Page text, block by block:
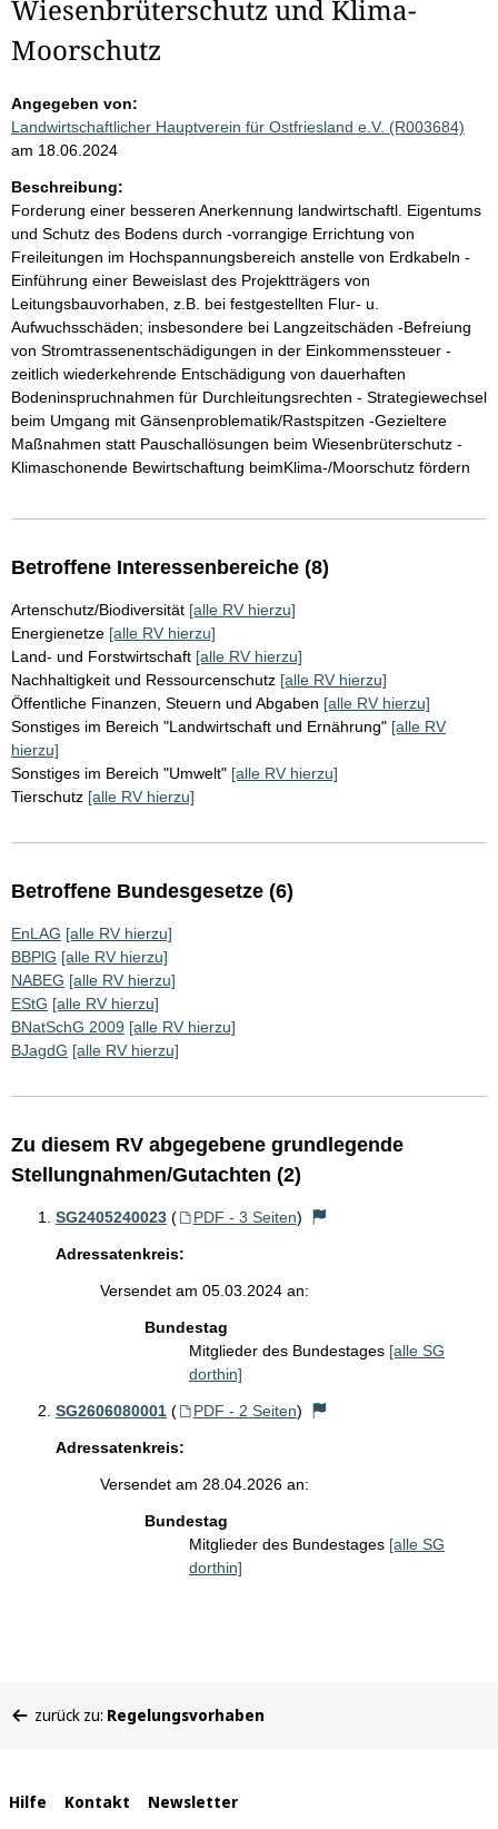
Wiesenbrüterschutz und Klima-
Moorschutz
Angegeben von:
Landwirtschaftlicher Hauptverein für Ostfriesland e.V. (R003684)
am 18.06.2024
Beschreibung:
Forderung einer besseren Anerkennung landwirtschaftl. Eigentums
und Schutz des Bodens durch -vorrangige Errichtung von
Freileitungen im Hochspannungsbereich anstelle von Erdkabeln -
Einführung einer Beweislast des Projektträgers von
Leitungsbauvorhaben, z.B. bei festgestellten Flur- u.
Aufwuchsschäden; insbesondere bei Langzeitschäden -Befreiung
von Stromtrassenentschädigungen in der Einkommenssteuer -
zeitlich wiederkehrende Entschädigung von dauerhaften
Bodeninspruchnahmen für Durchleitungsrechten - Strategiewechsel
beim Umgang mit Gänsenproblematik/Rastspitzen -Gezieltere
Maßnahmen statt Pauschallösungen beim Wiesenbrüterschutz -
Klimaschonende Bewirtschaftung beimKlima-/Moorschutz fördern
Betroffene Interessenbereiche (8)
Artenschutz/Biodiversität [alle RV hierzu]
Energienetze [alle RV hierzu]
Land- und Forstwirtschaft [alle RV hierzu]
Nachhaltigkeit und Ressourcenschutz [alle RV hierzu]
Öffentliche Finanzen, Steuern und Abgaben [alle RV hierzu]
Sonstiges im Bereich "Landwirtschaft und Ernährung" [alle RV
hierzu]
Sonstiges im Bereich "Umwelt" [alle RV hierzu]
Tierschutz [alle RV hierzu]
Betroffene Bundesgesetze (6)
EnLAG [alle RV hierzu]
BBPlG [alle RV hierzu]
NABEG [alle RV hierzu]
EStG [alle RV hierzu]
BNatSchG 2009 [alle RV hierzu]
BJagdG [alle RV hierzu]
Zu diesem RV abgegebene grundlegende
Stellungnahmen/Gutachten (2)
SG2405240023 ( PDF - 3 Seiten)
Adressatenkreis:
Versendet am 05.03.2024 an:
Bundestag
Mitglieder des Bundestages [alle SG
dorthin]
SG2606080001 ( PDF - 2 Seiten)
Adressatenkreis:
Versendet am 28.04.2026 an:
Bundestag
Mitglieder des Bundestages [alle SG
dorthin]
befinden
zurück zu: Regelungsvorhaben
Interne
Hilfe Kontakt Newsletter